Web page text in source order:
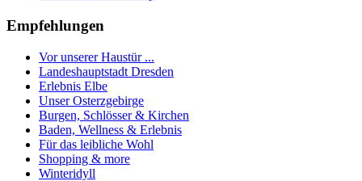
Empfehlungen
Vor unserer Haustür ...
Landeshauptstadt Dresden
Erlebnis Elbe
Unser Osterzgebirge
Burgen, Schlösser & Kirchen
Baden, Wellness & Erlebnis
Für das leibliche Wohl
Shopping & more
Winteridyll